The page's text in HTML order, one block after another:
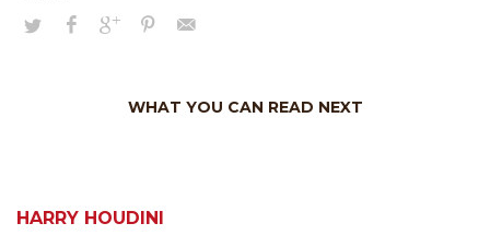
WHAT YOU CAN READ NEXT
HARRY HOUDINI